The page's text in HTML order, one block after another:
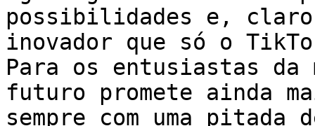
possibilidades e,
inovador que só o
Para os entusiastas
futuro promete ainda
sempre com uma